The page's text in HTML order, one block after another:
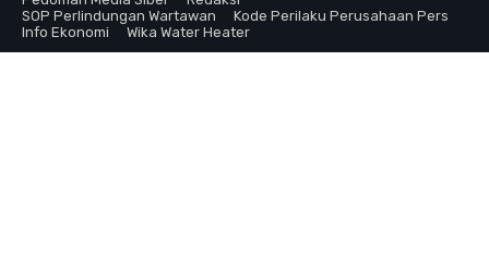
SOP Perlindungan Wartawan
Kode Perilaku Perusahaan Pers
Info Ekonomi
Wika Water Heater